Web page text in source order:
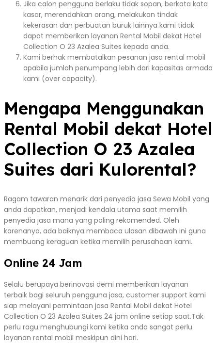
Jika calon pengguna berlaku tidak sopan, berkata kata
kasar, merendahkan orang, melakukan tindak
kekerasan dan perbuatan buruk lainnya kami tidak
dapat memberikan layanan Rental Mobil dekat Hotel
Collection O 23 Azalea Suites kepada anda.
Kami berhak membatalkan pesanan jasa rental mobil
apabila jumlah penumpang lebih dari kapasitas armada
kami (over capacity).
Mengapa Menggunakan
Rental Mobil dekat Hotel
Collection O 23 Azalea
Suites dari Kulorental?
Ragam tawaran menarik dari penyedia jasa Sewa Mobil yang
anda dapatkan, menjadi kendala utama saat memilih
penyedia jasa mana yang paling rekomended. Oleh
karenanya, ada baiknya membaca ulasan dibawah ini guna
membuang keraguan ketika memilih perusahaan kami.
Online 24 Jam
Selalu berupaya berinovasi demi memberikan layanan
terbaik bagi seluruh pengguna jasa, customer support kami
siap melayani permintaan jasa Rental Mobil dekat Hotel
Collection O 23 Azalea Suites 24 jam online setiap saat.Tak
perlu ragu menghubungi kami ketika anda sangat perlu
layanan rental mobil meskipun dini hari.